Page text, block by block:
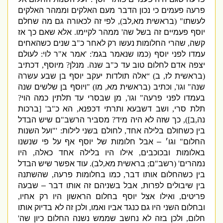
פרעה פעמים כי נכון הדבר מעם האלקים וממהר האלקים
לעשתו" (בראשית מא,לב), לפי זה לכאורה גם מה שחלם
יוסף פעמיים זה בשל שה'ממהר לקיימו.אלא שאם כך אז
קשה,שהרי החלומות נעשו רק לאחר כ" ב שנים כשהאחים
עמדו לפני יוסף(כמו שנאמר בגמ': 'אמר א "רלוי:לעולם
יצפה אדם לחלום טוב עד כ" ב שנה.מנלן?מיוסף,דכתיב
בראשית לז ,ב ) “אלה תולדות יעקב יוסף בן שבע עשרה
שנה"וגו ',וכתיב(בראשית מא,מו ) "ויוסף בן שלשים שנה
בעמדו לפני פרעה"וגו ',מן שבסרי עד תלתין כמה הוי?
תלת סרי,ושב דשבעא ותרתי דכפנא,הא כ "ב' [ברכות
,ב]),כך שזה לא היה מיד?מסביר הרשב"ם שיש הבדל
בין כשחולם בלילה אחד,לחולם בשני לילות: '" ועל השנות
החלום"וגו׳ – אבל חלומות של יוסף אף על פי שנשנו
באלומות ובכוכבים,אילו היו בלילה אחד כאלה,היו
נמהרים' (רשב"ם;בראשית מא,לב).עוד אפשר שיש הבדל
בין כשהחלום אותו דבר,כמו בחלומות פרעה,שהשתנה
בין שיבולים לפרות,אבל בשניהם זה אותו דבר – שבעה
פריטים,ואילו אצל יוסף בחלום הראשון היו רק אחיו,
ובחלום השני היו גם כנגד אביו ואמו,ולכן זה לא בדיוק אותו
חלום,ולכן בזה לא נחשב שממש נשנה החלום כיון שה'